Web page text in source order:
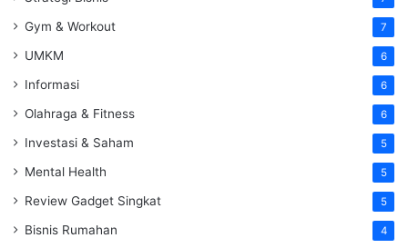
Gym & Workout 7
UMKM 6
Informasi 6
Olahraga & Fitness 6
Investasi & Saham 5
Mental Health 5
Review Gadget Singkat 5
Bisnis Rumahan 4